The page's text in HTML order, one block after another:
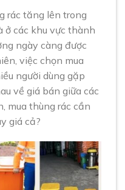
rác tăng lên trong
các khu vực thành
ngày càng được
việc chọn mua
người dùng gặp
về giá bán giữa các
mua thùng rác cần
giá cả?